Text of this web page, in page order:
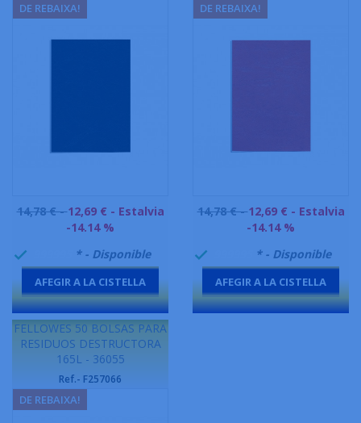
DE REBAIXA!
Preu
14,78 € -12,69 € - Estalvia
-14.14 %
 * - Disponible
AFEGIR A LA CISTELLA
-
DE REBAIXA!
Preu
14,78 € -12,69 € - Estalvia
-14.14 %
 * - Disponible
AFEGIR A LA CISTELLA
-
FELLOWES 50 BOLSAS PARA
RESIDUOS DESTRUCTORA
165L - 36055
Ref.- F257066
DE REBAIXA!